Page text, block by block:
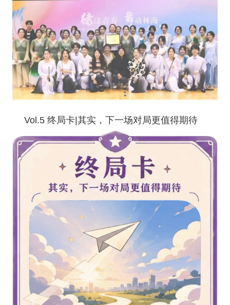
Vol.5终局卡|其实，下一场对局更值得期待